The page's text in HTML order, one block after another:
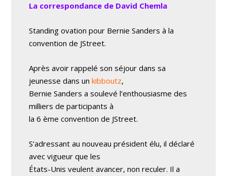
La correspondance de David Chemla
Standing ovation pour Bernie Sanders à la
convention de JStreet.
Après avoir rappelé son séjour dans sa
jeunesse dans unkibboutz,
Bernie Sanders a soulevé l’enthousiasme des
milliers de participants à
la 6 ème convention de JStreet.
S’adressant au nouveau président élu, il déclaré
avec vigueur que les
États-Unis veulent avancer, non reculer. Il a